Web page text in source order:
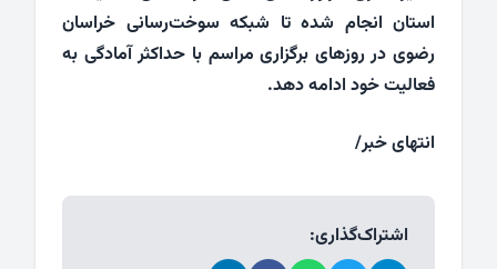
استان انجام شده تا شبکه سوخت‌رسانی خراسان
رضوی در روزهای برگزاری مراسم با حداکثر آمادگی به
فعالیت خود ادامه دهد.
انتهای خبر/
اشتراک‌گذاری: